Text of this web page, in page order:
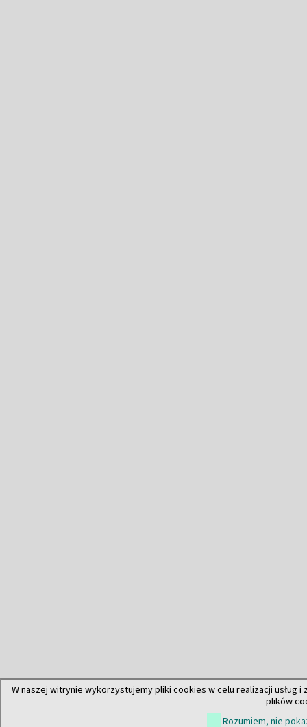
W naszej witrynie wykorzystujemy pliki cookies w celu realizacji usług i
plików
Rozumiem, nie